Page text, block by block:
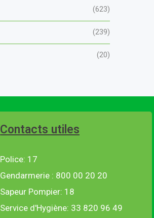
(623)
(239)
(20)
Contacts utiles
Police: 17
Gendarmerie : 800 00 20 20
Sapeur Pompier: 18
Service d'Hygiène: 33 820 96 49